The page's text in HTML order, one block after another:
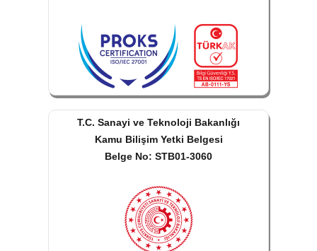
T.C. Sanayi ve Teknoloji Bakanlığı
Kamu Bilişim Yetki Belgesi
Belge No: STB01-3060